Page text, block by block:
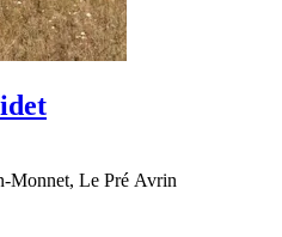
Monnet, Le Pré Avrin